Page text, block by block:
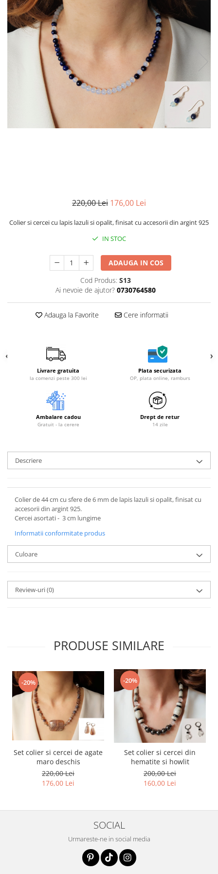
220,00 Lei 176,00 Lei
Colier si cercei cu lapis lazuli si opalit, finisat cu accesorii din argint 925
IN STOC
ADAUGA IN COS
Cod Produs: S13
Ai nevoie de ajutor? 0730764580
Adauga la Favorite Cere informatii
Livrare gratuita
la comenzi peste 300 lei
Plata securizata
OP, plata online, ramburs
Ambalare cadou
Gratuit - la cerere
Drept de retur
14 zile
Descriere
Colier de 44 cm cu sfere de 6 mm de lapis lazuli si opalit, finisat cu
accesorii din argint 925.
Cercei asortati - 3 cm lungime
Informatii conformitate produs
Culoare
Review-uri(0)
PRODUSE SIMILARE
-20%
Set colier si cercei de agate
maro deschis
220,00 Lei
176,00 Lei
-20%
Set colier si cercei din
hematite si howlit
200,00 Lei
160,00 Lei
SOCIAL
Urmareste-ne in social media